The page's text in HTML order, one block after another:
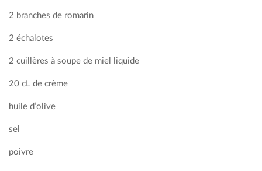
2 branches de romarin
2 échalotes
2 cuillères à soupe de miel liquide
20 cL de crème
huile d’olive
sel
poivre